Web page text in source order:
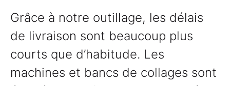
Grâce à notre outillage, les délais
de livraison sont beaucoup plus
courts que d’habitude. Les
machines et bancs de collages sont